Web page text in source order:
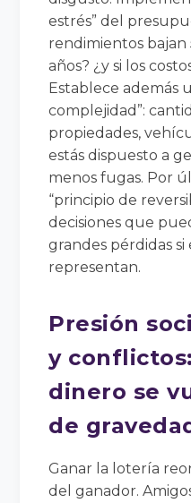
estrés” del
rendimientos
años? ¿y si los
Establece además
complejidad”:
propiedades,
estás dispuesto a
menos fugas. Por
“principio de
decisiones que
grandes pérdidas si
representan.
Presión
y
dinero se
de
Ganar la lotería
del ganador.